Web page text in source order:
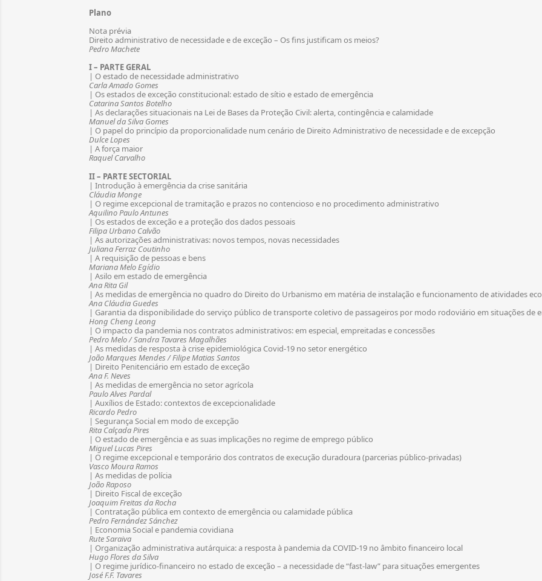
Plano
Nota prévia
Direito administrativo de necessidade e de exceção – Os fins justificam os meios?
Pedro Machete
I – PARTE GERAL
| O estado de necessidade administrativo
Carla Amado Gomes
| Os estados de exceção constitucional: estado de sítio e estado de emergência
Catarina Santos Botelho
| As declarações situacionais na Lei de Bases da Proteção Civil: alerta, contingência e calamidade
Manuel da Silva Gomes
| O papel do princípio da proporcionalidade num cenário de Direito Administrativo de necessidade e de excepção
Dulce Lopes
| A força maior
Raquel Carvalho
II – PARTE SECTORIAL
| Introdução à emergência da crise sanitária
Cláudia Monge
| O regime excepcional de tramitação e prazos no contencioso e no procedimento administrativo
Aquilino Paulo Antunes
| Os estados de exceção e a proteção dos dados pessoais
Filipa Urbano Calvão
| As autorizações administrativas: novos tempos, novas necessidades
Juliana Ferraz Coutinho
| A requisição de pessoas e bens
Mariana Melo Egídio
| Asilo em estado de emergência
Ana Rita Gil
| As medidas de emergência no quadro do Direito do Urbanismo em matéria de instalação e funcionamento de atividades
Ana Cláudia Guedes
| Garantia da disponibilidade do serviço público de transporte coletivo de passageiros por modo rodoviário em situações de
Hong Cheng Leong
| O impacto da pandemia nos contratos administrativos: em especial, empreitadas e concessões
Pedro Melo / Sandra Tavares Magalhães
| As medidas de resposta à crise epidemiológica Covid-19 no setor energético
João Marques Mendes / Filipe Matias Santos
| Direito Penitenciário em estado de exceção
Ana F. Neves
| As medidas de emergência no setor agrícola
Paulo Alves Pardal
| Auxílios de Estado: contextos de excepcionalidade
Ricardo Pedro
| Segurança Social em modo de excepção
Rita Calçada Pires
| O estado de emergência e as suas implicações no regime de emprego público
Miguel Lucas Pires
| O regime excepcional e temporário dos contratos de execução duradoura (parcerias público-privadas)
Vasco Moura Ramos
| As medidas de polícia
João Raposo
| Direito Fiscal de exceção
Joaquim Freitas da Rocha
| Contratação pública em contexto de emergência ou calamidade pública
Pedro Fernández Sánchez
| Economia Social e pandemia covidiana
Rute Saraiva
| Organização administrativa autárquica: a resposta à pandemia da COVID-19 no âmbito financeiro local
Hugo Flores da Silva
| O regime jurídico-financeiro no estado de exceção – a necessidade de “fast-law” para situações emergentes
José F.F. Tavares